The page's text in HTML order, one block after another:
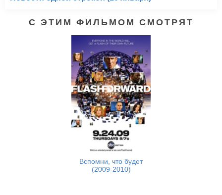
С ЭТИМ ФИЛЬМОМ СМОТРЯТ
Вспомни, что будет
(2009-2010)